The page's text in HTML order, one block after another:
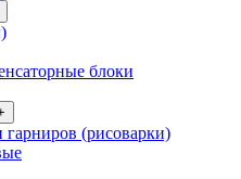
блоки
(рисоварки)